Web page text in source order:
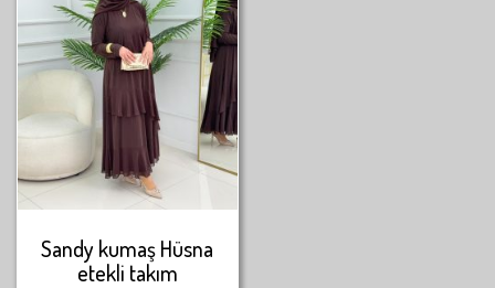
Sandy kumaş Hüsna
etekli takım